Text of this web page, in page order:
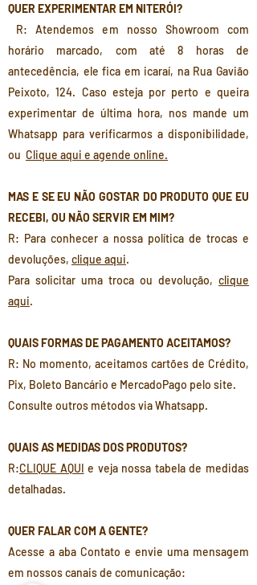
QUER EXPERIMENTAR EM NITERÓI?
R: Atendemos em nosso Showroom com
horário marcado, com até 8 horas de
antecedência, ele fica em icaraí, na Rua Gavião
Peixoto, 124. Caso esteja por perto e queira
experimentar de última hora, nos mande um
Whatsapp para verificarmos a disponibilidade,
ou Clique aqui e agende online.
MAS E SE EU NÃO GOSTAR DO PRODUTO QUE EU
RECEBI, OU NÃO SERVIR EM MIM?
R: Para conhecer a nossa política de trocas e
devoluções, clique aqui.
Para solicitar uma troca ou devolução, clique
aqui.
QUAIS FORMAS DE PAGAMENTO ACEITAMOS?
R: No momento, aceitamos cartões de Crédito,
Pix, Boleto Bancário e MercadoPago pelo site.
Consulte outros métodos via Whatsapp.
QUAIS AS MEDIDAS DOS PRODUTOS?
R:CLIQUE AQUI e veja nossa tabela de medidas
detalhadas.
QUER FALAR COM A GENTE?
Acesse a aba Contato e envie uma mensagem
em nossos canais de comunicação: